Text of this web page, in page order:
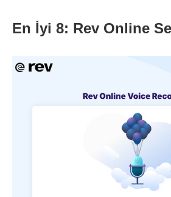
En İyi 8: Rev Online